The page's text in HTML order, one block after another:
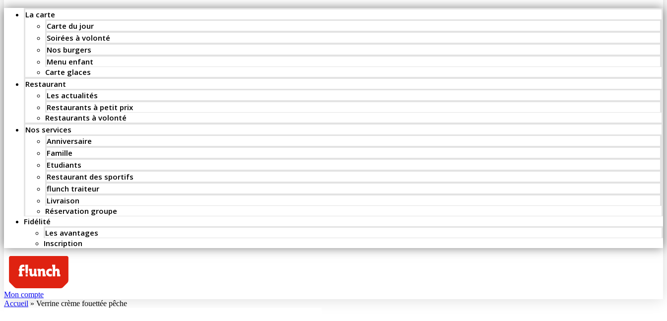
La carte
Carte du jour
Soirées à volonté
Nos burgers
Menu enfant
Carte glaces
Restaurant
Les actualités
Restaurants à petit prix
Restaurants à volonté
Nos services
Anniversaire
Famille
Etudiants
Restaurant des sportifs
flunch traiteur
Livraison
Réservation groupe
Fidélité
Les avantages
Inscription
Mon compte
Accueil » Verrine crème fouettée pêche